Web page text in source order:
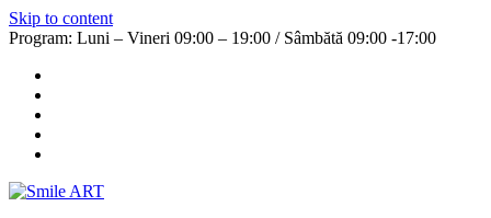
Skip to content
Program: Luni – Vineri 09:00 – 19:00 / Sâmbătă 09:00 -17:00